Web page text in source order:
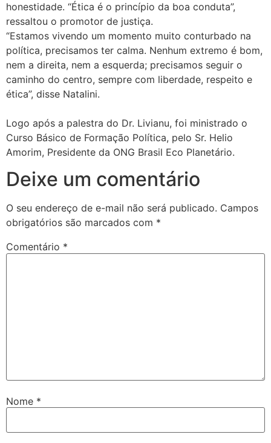
honestidade. “Ética é o princípio da boa conduta”,
ressaltou o promotor de justiça.
“Estamos vivendo um momento muito conturbado na
política, precisamos ter calma. Nenhum extremo é bom,
nem a direita, nem a esquerda; precisamos seguir o
caminho do centro, sempre com liberdade, respeito e
ética”, disse Natalini.
Logo após a palestra do Dr. Livianu, foi ministrado o
Curso Básico de Formação Política, pelo Sr. Helio
Amorim, Presidente da ONG Brasil Eco Planetário.
Deixe um comentário
O seu endereço de e-mail não será publicado. Campos
obrigatórios são marcados com *
Comentário *
Nome *